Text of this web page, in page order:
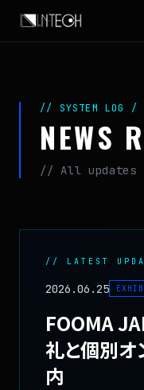
// SYSTEM LOG /
NEWS
// All updates
// LATEST
2026.06.25
FOOMA
礼と個別オ
内